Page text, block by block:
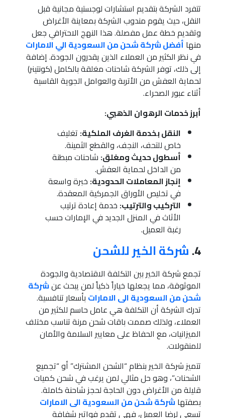
تتفرد الشركة بتقديم استشارات لوجستية مجانية قبل
النقل، حيث يقوم مندوب الشركة بمعاينة الأغراض
وتقديم خطة عمل مفصلة. هذا النهج الاحترافي جعل
منها أفضل شركة شحن من السعودية الي الامارات
في نظر الكثير من العملاء الذين يقدرون الجودة. إضافة
إلى ذلك، توفر الشركة شاحنات مغلقة بالكامل (كونتينر)
لحماية العفش من الأتربة والعوامل الجوية القاسية
أثناء عبور الصحراء.
أبرز خدمات الرهوان الذهبي:
النقل بخدمة الغرف الملكية: تغليف
خاص للتحف، النجف، والقطع الثمينة.
أسطول حديث ومغلق: شاحنات مبطنة
من الداخل لحماية العفش.
إنجاز المعاملات الحدودية: خبرة واسعة
في تخليص الأوراق الجمركية المعقدة.
التركيب والترتيب: خدمة إعادة ترتيب
الأثاث في المنزل الجديد في الإمارات حسب
رغبة العميل.
4. شركة الخير للشحن
تجمع شركة الخير بين التكلفة الاقتصادية والجودة
الموثوقة، مما يجعلها خياراً ذكياً لمن يبحث عنشركة
شحن من السعودية الى الامارات بأسعار تنافسية.
تدرك الشركة أن التكلفة هي عامل حاسم للكثير من
العملاء، ولذلك صممت باقات شحن مرنة تناسب مختلف
الميزانيات، مع الحفاظ على معايير السلامة والأمان
للمنقولات.
تتميز شركة الخير بنظام “الشحن المشترك” أو “تجميع
الشحنات”، وهو حل مثالي لمن يرغب في شحن كميات
قليلة من الأغراض دون الحاجة لحجز شاحنة كاملة.
بصفتهاشركة شحن من السعودية الى الامارات
تسعى لرضا العميل، فهي تقدم فواتير شفافة